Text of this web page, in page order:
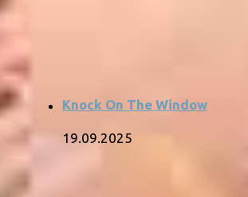
Knock On The Window
19.09.2025